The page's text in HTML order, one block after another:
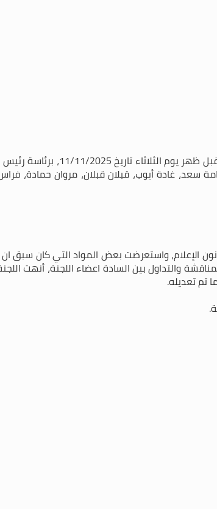
عقدت لجنة الإدارة والعدل
سعد، غادة أيوب، قبلان قبلان، مروان حمادة،
الإعلام، واستعرضت بعض المواد التي كان سبق
والتداول بين السادة اعضاء اللجنة، أنهت
تم تعديله.